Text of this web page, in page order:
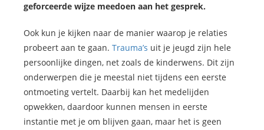
geforceerde wijze meedoen aan het gesprek.
Ook kun je kijken naar de manier waarop je relaties
probeert aan te gaan. Trauma’s uit je jeugd zijn hele
persoonlijke dingen, net zoals de kinderwens. Dit zijn
onderwerpen die je meestal niet tijdens een eerste
ontmoeting vertelt. Daarbij kan het medelijden
opwekken, daardoor kunnen mensen in eerste
instantie met je om blijven gaan, maar het is geen